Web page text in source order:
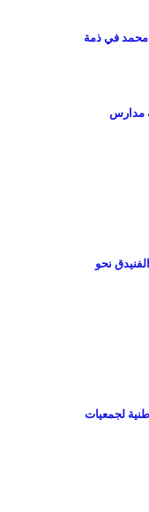
محمد في ذمة
مدارس
نحو
لجمعيات